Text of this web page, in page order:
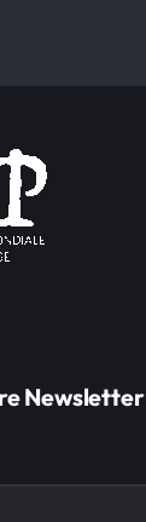
Newsletter